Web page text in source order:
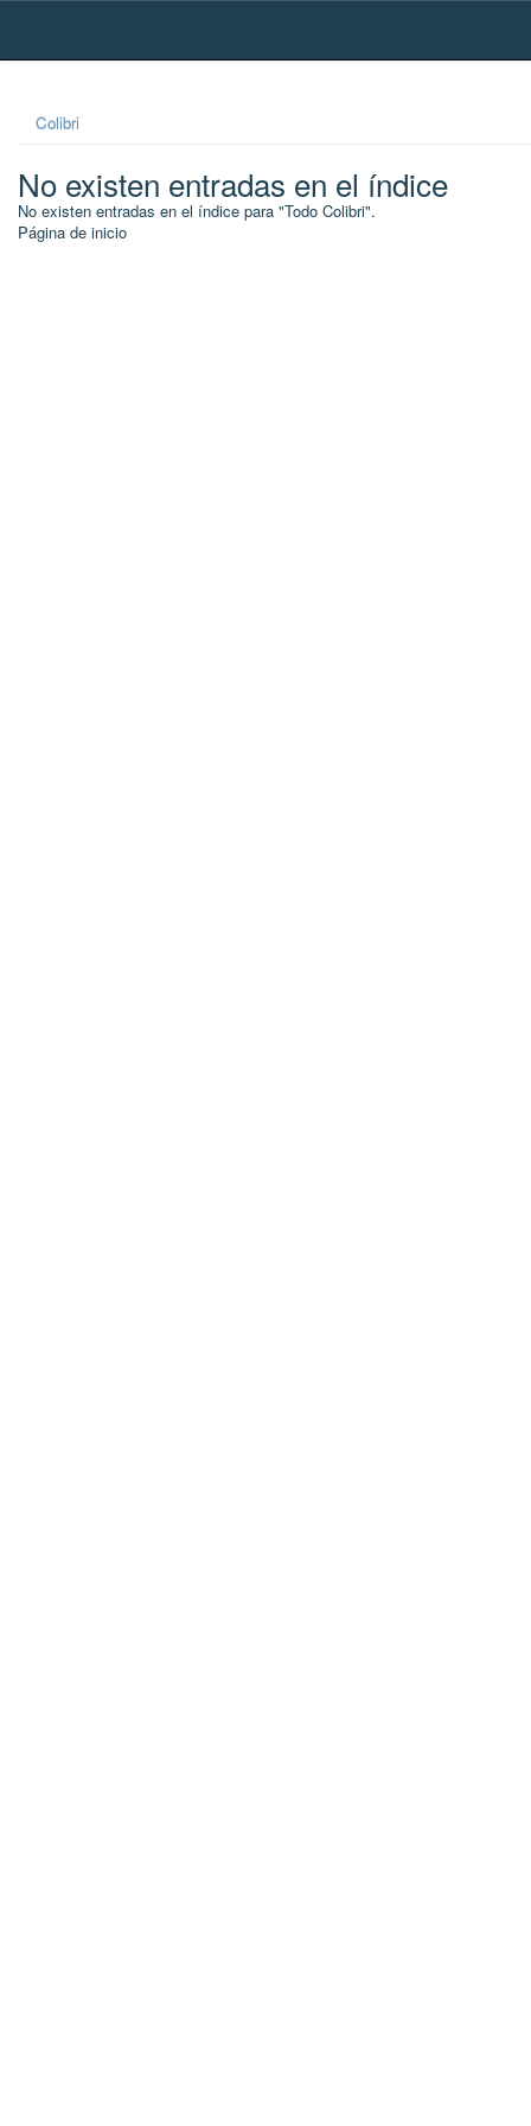
Skip
Colibri
No existen entradas en el índice
No existen entradas en el índice para "Todo Colibri".
Página de inicio